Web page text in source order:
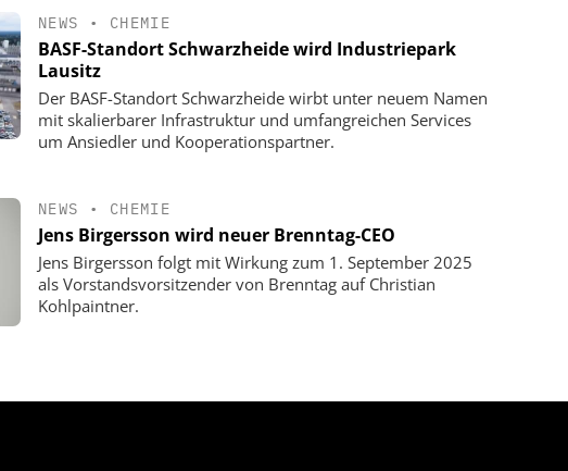
NEWS • CHEMIE
BASF-Standort Schwarzheide wird Industriepark
Lausitz
Der BASF-Standort Schwarzheide wirbt unter neuem Namen
mit skalierbarer Infrastruktur und umfangreichen Services
um Ansiedler und Kooperationspartner.
NEWS • CHEMIE
Jens Birgersson wird neuer Brenntag-CEO
Jens Birgersson folgt mit Wirkung zum 1. September 2025
als Vorstandsvorsitzender von Brenntag auf Christian
Kohlpaintner.